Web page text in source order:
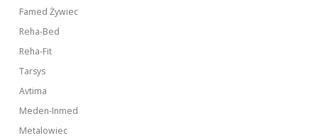
Famed Żywiec
Reha-Bed
Reha-Fit
Tarsys
Avtima
Meden-Inmed
Metalowiec